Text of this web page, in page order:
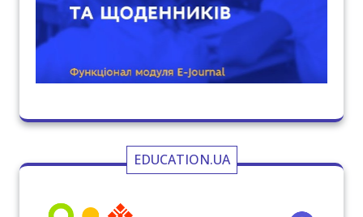
EDUCATION.UA